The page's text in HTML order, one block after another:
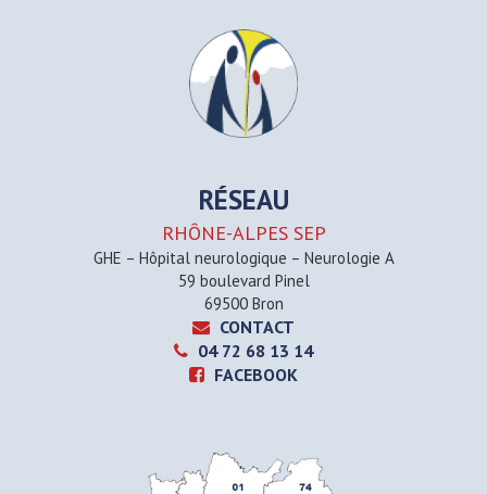
RÉSEAU
RHÔNE-ALPES SEP
GHE – Hôpital neurologique – Neurologie A
59 boulevard Pinel
69500 Bron
CONTACT
04 72 68 13 14
FACEBOOK